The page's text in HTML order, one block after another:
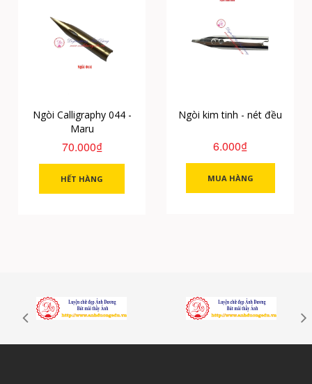
Ngòi Calligraphy 044 -
Maru
70.000₫
HẾT HÀNG
Ngòi kim tinh - nét đều
6.000₫
MUA HÀNG